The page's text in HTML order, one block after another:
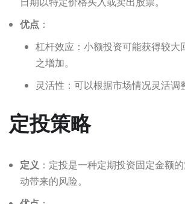
优点 ：
杠杆效应：小额投资可能获得较大
之增加。
灵活性：可以根据市场情况灵活调
定投策略
定义 ：定投是一种定期投资固定金额
动带来的风险。